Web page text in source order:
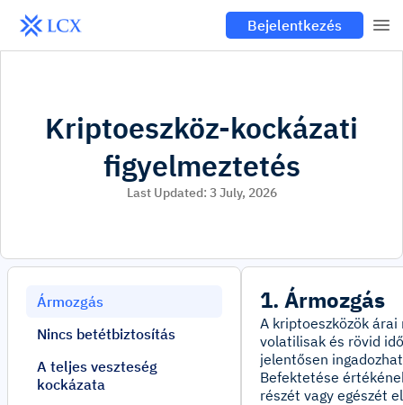
Bejelentkezés
Kriptoeszköz-kockázati
figyelmeztetés
Last Updated: 3 July, 2026
Ármozgás
Nincs betétbiztosítás
A teljes veszteség
kockázata
1. Ármozgás
A kriptoeszközök árai
volatilisak és rövid
jelentősen
Befektetése
részét vagy egészét